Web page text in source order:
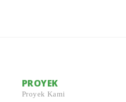
PROYEK
Proyek Kami